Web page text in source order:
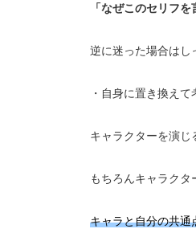
「なぜこのセリフを
逆に迷った場合はし
・自身に置き換えて
キャラクターを演じ
もちろんキャラク
キャラと自分の共通